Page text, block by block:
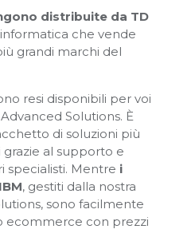
distribuite da TD
informatica che vende
grandi marchi del
resi disponibili per voi
Solutions. È
di soluzioni più
al supporto e
specialisti. Mentre i
, gestiti dalla nostra
sono facilmente
ecommerce con prezzi